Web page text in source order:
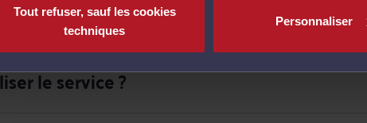
Tout refuser, sauf les cookies
techniques
Personnaliser
QUESTIONS
le service ?